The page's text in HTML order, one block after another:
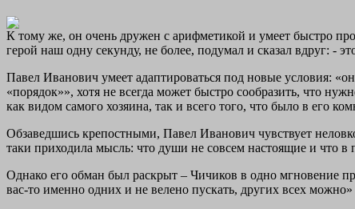
К тому же, он очень дружен с арифметикой и умеет быстро
герой наш одну секунду, не более, подумал и сказал вдруг: -
Павел Иванович умеет адаптироваться под новые условия:
«порядок»», хотя не всегда может быстро сообразить, что
как видом самого хозяина, так и всего того, что было в его
Обзаведшись крепостными, Павел Иванович чувствует
таки приходила мысль: что души не совсем настоящие и что в
Однако его обман был раскрыт – Чичиков в одно мгновение
вас-то именно одних и не велено пускать, других всех